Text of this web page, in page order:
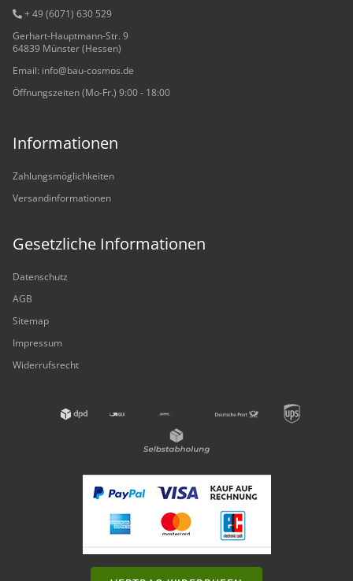
+ 49 (6071) 630 529
Gerhart-Hauptmann-Str. 9
64839 Münster (Hessen)
Email: info@bau-cosmos.de
Öffnungszeiten (Mo-Fr.) 9:00 - 18:00
Informationen
Zahlungsmöglichkeiten
Versandinformationen
Gesetzliche Informationen
Datenschutz
AGB
Sitemap
Impressum
Widerrufsrecht